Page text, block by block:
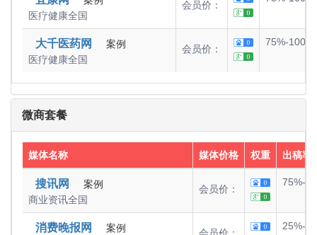
医疗健康全国
会员价：
大千医药网
案例
医疗健康全国
会员价：
75%-100%
微商套餐
媒体名称 媒体价格 权重 出稿率
搜讯网
案例
商业资讯全国
会员价：
75%-
消费晚报网 案例 会员价：
25%-